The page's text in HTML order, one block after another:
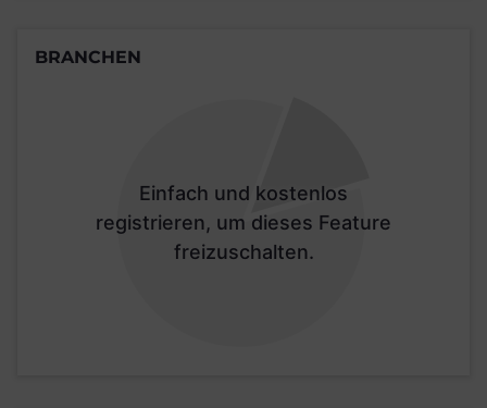
BRANCHEN
Einfach und kostenlos
registrieren, um dieses Feature
freizuschalten.